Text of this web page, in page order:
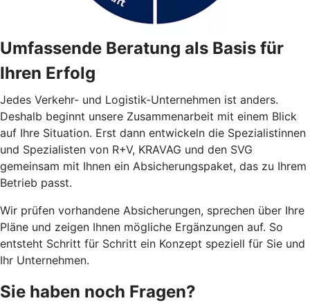
Umfassende Beratung als Basis für
Ihren Erfolg
Jedes Verkehr- und Logistik-Unternehmen ist anders.
Deshalb beginnt unsere Zusammenarbeit mit einem Blick
auf Ihre Situation. Erst dann entwickeln die Spezialistinnen
und Spezialisten von R+V, KRAVAG und den SVG
gemeinsam mit Ihnen ein Absicherungspaket, das zu Ihrem
Betrieb passt.
Wir prüfen vorhandene Absicherungen, sprechen über Ihre
Pläne und zeigen Ihnen mögliche Ergänzungen auf. So
entsteht Schritt für Schritt ein Konzept speziell für Sie und
Ihr Unternehmen.
Sie haben noch Fragen?